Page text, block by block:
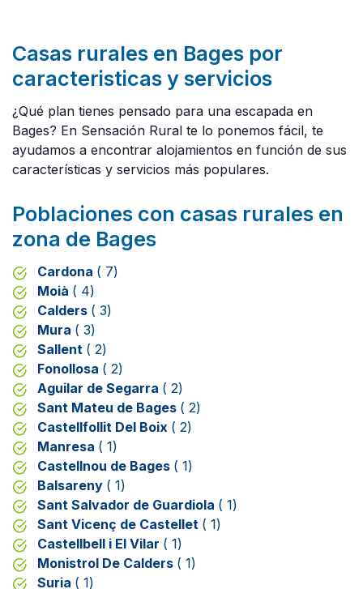
Casas rurales en Bages por
caracteristicas y servicios
¿Qué plan tienes pensado para una escapada en
Bages? En Sensación Rural te lo ponemos fácil, te
ayudamos a encontrar alojamientos en función de sus
características y servicios más populares.
Poblaciones con casas rurales en
zona de Bages
Cardona ( 7)
Moià ( 4)
Calders ( 3)
Mura ( 3)
Sallent ( 2)
Fonollosa ( 2)
Aguilar de Segarra ( 2)
Sant Mateu de Bages ( 2)
Castellfollit Del Boix ( 2)
Manresa ( 1)
Castellnou de Bages ( 1)
Balsareny ( 1)
Sant Salvador de Guardiola ( 1)
Sant Vicenç de Castellet ( 1)
Castellbell i El Vilar ( 1)
Monistrol De Calders ( 1)
Suria ( 1)